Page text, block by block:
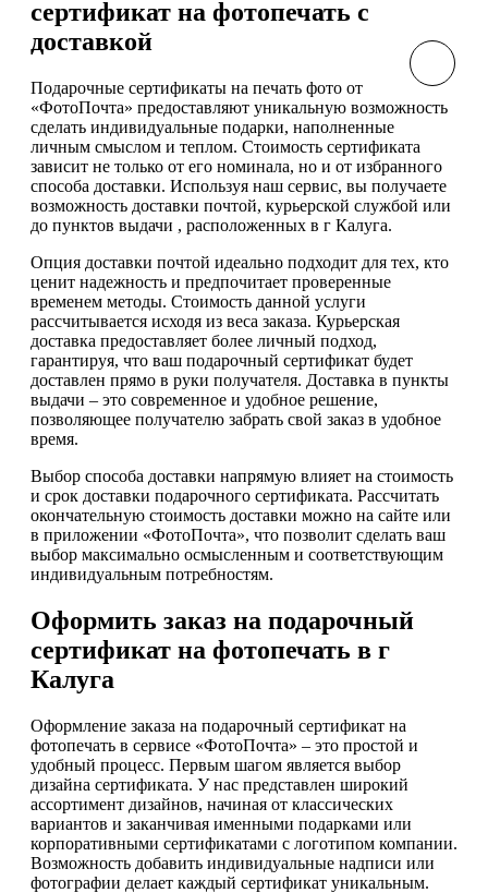
сертификат на фотопечать с
доставкой
Подарочные сертификаты на печать фото от
«ФотоПочта» предоставляют уникальную возможность
сделать индивидуальные подарки, наполненные
личным смыслом и теплом. Стоимость сертификата
зависит не только от его номинала, но и от избранного
способа доставки. Используя наш сервис, вы получаете
возможность доставки почтой, курьерской службой или
до пунктов выдачи , расположенных в г Калуга.
Опция доставки почтой идеально подходит для тех, кто
ценит надежность и предпочитает проверенные
временем методы. Стоимость данной услуги
рассчитывается исходя из веса заказа. Курьерская
доставка предоставляет более личный подход,
гарантируя, что ваш подарочный сертификат будет
доставлен прямо в руки получателя. Доставка в пункты
выдачи – это современное и удобное решение,
позволяющее получателю забрать свой заказ в удобное
время.
Выбор способа доставки напрямую влияет на стоимость
и срок доставки подарочного сертификата. Рассчитать
окончательную стоимость доставки можно на сайте или
в приложении «ФотоПочта», что позволит сделать ваш
выбор максимально осмысленным и соответствующим
индивидуальным потребностям.
Оформить заказ на подарочный
сертификат на фотопечать в г
Калуга
Оформление заказа на подарочный сертификат на
фотопечать в сервисе «ФотоПочта» – это простой и
удобный процесс. Первым шагом является выбор
дизайна сертификата. У нас представлен широкий
ассортимент дизайнов, начиная от классических
вариантов и заканчивая именными подарками или
корпоративными сертификатами с логотипом компании.
Возможность добавить индивидуальные надписи или
фотографии делает каждый сертификат уникальным.